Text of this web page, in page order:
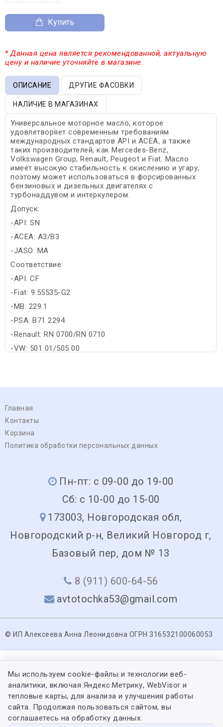
Купить
* Данная цена является рекомендованной, актуальную
цену и наличие уточняйте в магазине.
ОПИСАНИЕ ДРУГИЕ ФАСОВКИ
НАЛИЧИЕ В МАГАЗИНАХ
Универсальное моторное масло, которое
удовлетворяет современным требованиям
международных стандартов API и ACEA, а также
таких производителей, как Mercedes-Benz,
Volkswagen Group, Renault, Peugeot и Fiat. Масло
имеет высокую стабильность к окислению и угару,
поэтому может использоваться в форсированных
бензиновых и дизельных двигателях с
турбонаддувом и интеркулером.
Допуск:
-API: SN
-ACEA: A3/B3
-JASO: MA
Соответствие:
-API: CF
-Fiat: 9.55535-G2
-MB: 229.1
-PSA: B71 2294
-Renault: RN 0700/RN 0710
-VW: 501 01/505 00
Главная
Контакты
Корзина
Политика обработки персональных данных
Пн-пт: с 09-00 до 19-00
Сб: с 10-00 до 15-00
173003, Новгородская обл,
Новгородский р-н, Великий Новгород г,
Базовый пер, дом № 13
8 (911) 600-64-56
avtotochka53@gmail.com
© ИП Алексеева Анна Леонидовна ОГРН 316532100060053
Мы используем cookie-файлы и технологии веб-
аналитики, включая Яндекс.Метрику, WebVisor и
тепловые карты, для анализа и улучшения работы
сайта. Продолжая пользоваться сайтом, вы
соглашаетесь на обработку данных.